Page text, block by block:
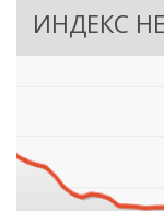
ИНДЕКС